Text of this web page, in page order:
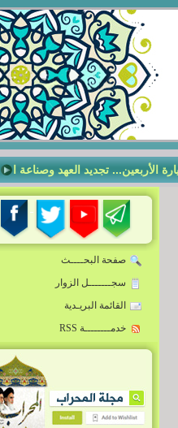
الأربعين... تجديد العهد وصناعة الهويّة
صفحة البحــــث
سجـــــــل الزوار
القائمة البريـدية
خدمــــــــة RSS